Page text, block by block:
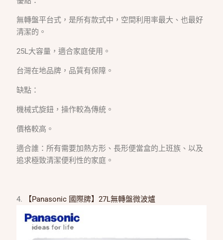
無轉盤平台式，是所有款式中，空間利用率最大、也最好
清潔的。
25L大容量，適合家庭使用。
台灣在地品牌，品質有保障。
缺點：
機械式旋鈕，操作較為傳統。
價格較高。
適合誰：所有需要加熱方形、長形便當盒的上班族、以及
追求極致清潔便利性的家庭。
4. 【Panasonic 國際牌】27L無轉盤微波爐